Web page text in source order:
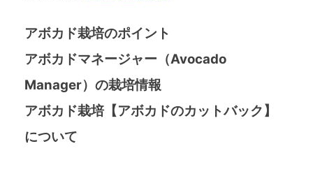
アボカド栽培のポイント
アボカドマネージャー（Avocado
Manager）の栽培情報
アボカド栽培【アボカドのカットバック】
について